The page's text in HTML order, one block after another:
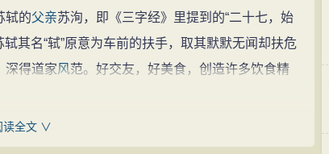
新，乃诗之病。”其《答乔舍人启》亦云：““文
用”为文之根本。在《答王庠书》中又说：“儒者之
价，先后进相汲引，因其言以信于世，则有之
轼的父亲苏洵，即《三字经》里提到的“二十七，始
其名“轼”原意为车前的扶手，取其默默无闻却扶危
深得道家风范。好交友，好美食，创造许多饮食精
加朝廷的科举考试。苏洵带着二十一岁的苏轼，十
读全文 ∨